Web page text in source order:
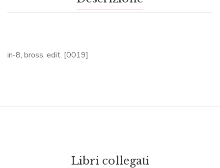
in-8, bross. edit. [0019]
Libri collegati